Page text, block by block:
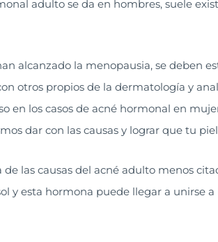
adulto se da en hombres, suele
alcanzado la menopausia, se deben
otros propios de la dermatología y
en los casos de acné hormonal en
dar con las causas y lograr que tu
de las causas del acné adulto menos
y esta hormona puede llegar a unirse